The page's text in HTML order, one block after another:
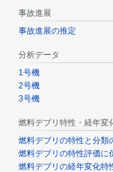
事故進展
事故進展の推定
分析データ
1号機
2号機
3号機
燃料デブリ特性・経年変
燃料デブリの特性と分類
燃料デブリの特性評価に
燃料デブリの経年変化特